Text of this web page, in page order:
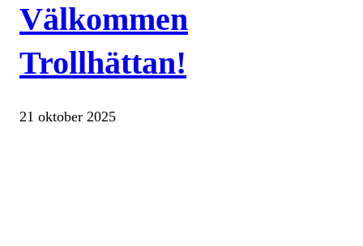
Välkommen
Trollhättan!
21 oktober 2025